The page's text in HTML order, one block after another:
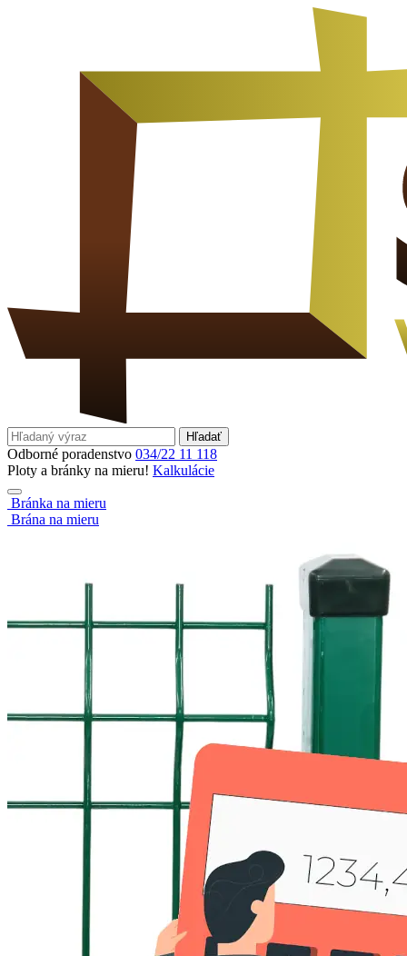
Hľadať
Odborné poradenstvo 034/22 11 118
Ploty a bránky na mieru! Kalkulácie
Bránka na mieru
Brána na mieru